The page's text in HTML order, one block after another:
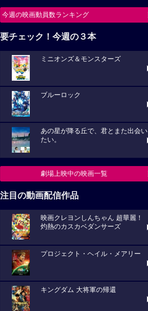
今週の映画動員数ランキング
要チェック！今週の３本
ミニオンズ＆モンスターズ
ブルーロック
あの星が降る丘で、君とまた出会い
たい。
劇場上映中の映画一覧
注目の動画配信作品
映画クレヨンしんちゃん 超華麗！
灼熱のカスカベダンサーズ
プロジェクト・ヘイル・メアリー
キングダム 大将軍の帰還